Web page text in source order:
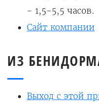
- 1,5-5,5 часов.
Сайт компании
ИЗ
Выход с этой